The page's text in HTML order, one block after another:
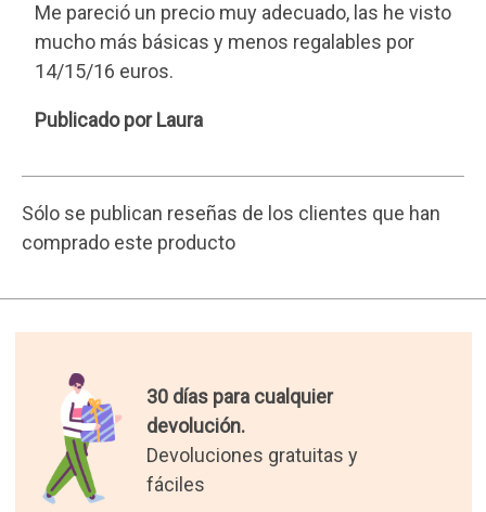
Me pareció un precio muy adecuado, las he visto
mucho más básicas y menos regalables por
14/15/16 euros.
Laura
Publicado por Laura
Sólo se publican reseñas de los clientes que han
comprado este producto
30 días para cualquier
devolución.
Devoluciones gratuitas y
fáciles